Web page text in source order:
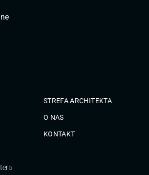
STREFA ARCHITEKTA
O NAS
KONTAKT